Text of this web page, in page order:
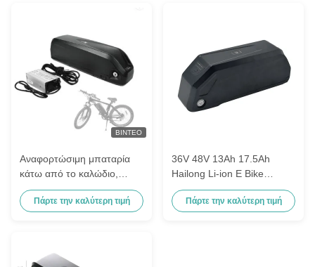
ΒΊΝΤΕΟ
Αναφορτώσιμη μπαταρία
κάτω από το καλώδιο,
μπαταρία ιόντων λιθίου 48v
20ahΠάρτε την καλύτερη τιμή
36V 48V 13Ah 17.5Ah
Hailong Li-ion E Bike
μπαταρία 18650 πακέτο
Πάρτε την καλύτερη τιμή